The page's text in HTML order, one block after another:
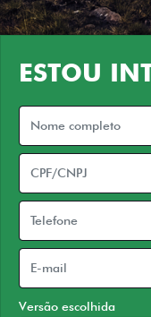
ESTOU
Versão escolhida